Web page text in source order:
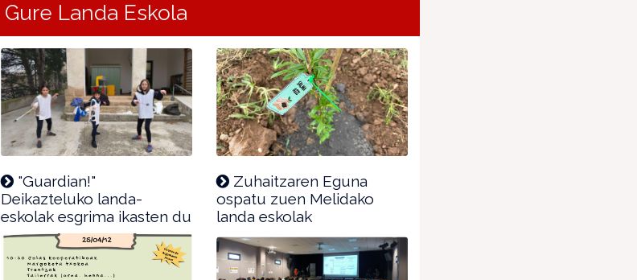
Gure Landa Eskola
"Guardian!"
Deikazteluko landa-
eskolak esgrima ikasten du
Zuhaitzaren Eguna
ospatu zuen Melidako
landa eskolak